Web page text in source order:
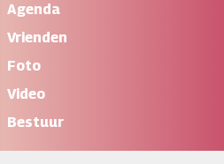
Agenda
Vrienden
Foto
Video
Bestuur